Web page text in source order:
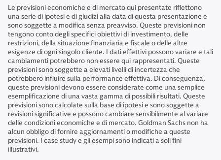
Le previsioni economiche e di mercato qui presentate riflettono
una serie di ipotesi e di giudizi alla data di questa presentazione e
sono soggette a modifica senza preavviso. Queste previsioni non
tengono conto degli specifici obiettivi di investimento, delle
restrizioni, della situazione finanziaria e fiscale o delle altre
esigenze di ogni singolo cliente. I dati effettivi possono variare e tali
cambiamenti potrebbero non essere qui rappresentati. Queste
previsioni sono soggette a elevati livelli di incertezza che
potrebbero influire sulla performance effettiva. Di conseguenza,
queste previsioni devono essere considerate come una semplice
esemplificazione di una vasta gamma di possibili risultati. Queste
previsioni sono calcolate sulla base di ipotesi e sono soggette a
revisioni significative e possono cambiare sensibilmente al variare
delle condizioni economiche e di mercato. Goldman Sachs non ha
alcun obbligo di fornire aggiornamenti o modifiche a queste
previsioni. I case study e gli esempi sono indicati a soli fini
illustrativi.